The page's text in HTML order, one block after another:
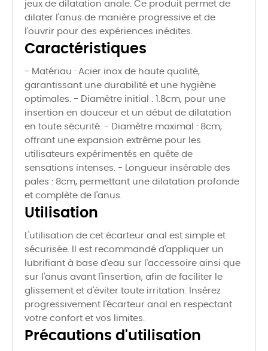
jeux de dilatation anale. Ce produit permet de
dilater l'anus de manière progressive et de
l'ouvrir pour des expériences inédites.
Caractéristiques
- Matériau : Acier inox de haute qualité,
garantissant une durabilité et une hygiène
optimales. - Diamètre initial : 1.8cm, pour une
insertion en douceur et un début de dilatation
en toute sécurité. - Diamètre maximal : 8cm,
offrant une expansion extrême pour les
utilisateurs expérimentés en quête de
sensations intenses. - Longueur insérable des
pales : 8cm, permettant une dilatation profonde
et complète de l'anus.
Utilisation
L'utilisation de cet écarteur anal est simple et
sécurisée. Il est recommandé d'appliquer un
lubrifiant à base d'eau sur l'accessoire ainsi que
sur l'anus avant l'insertion, afin de faciliter le
glissement et d'éviter toute irritation. Insérez
progressivement l'écarteur anal en respectant
votre confort et vos limites.
Précautions d'utilisation